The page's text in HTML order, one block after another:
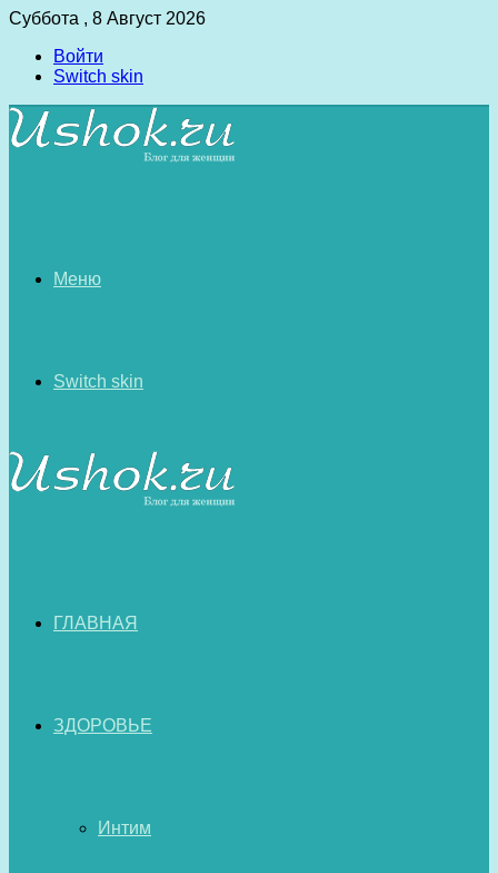
Суббота , 8 Август 2026
Войти
Switch skin
Меню
Switch skin
ГЛАВНАЯ
ЗДОРОВЬЕ
Интим